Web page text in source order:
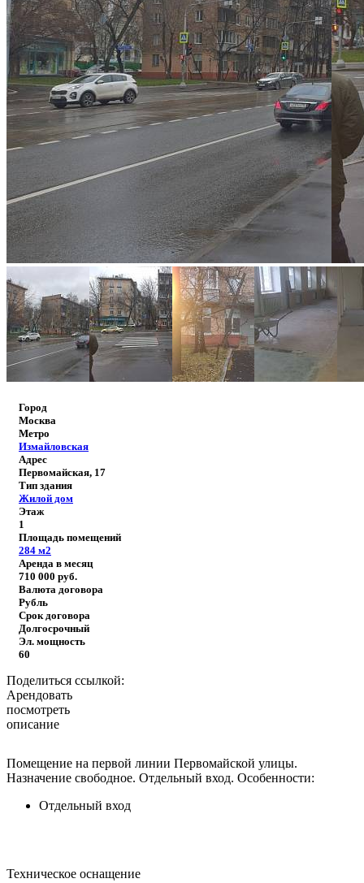
Город
Москва
Метро
Измайловская
Адрес
Первомайская, 17
Тип здания
Жилой дом
Этаж
1
Площадь помещений
284 м2
Аренда в месяц
710 000 руб.
Валюта договора
Рубль
Срок договора
Долгосрочный
Эл. мощность
60
Поделиться ссылкой:
Арендовать
посмотреть
описание
Помещение на первой линии Первомайской улицы.
Назначение свободное. Отдельный вход. Особенности:
Отдельный вход
Техническое оснащение